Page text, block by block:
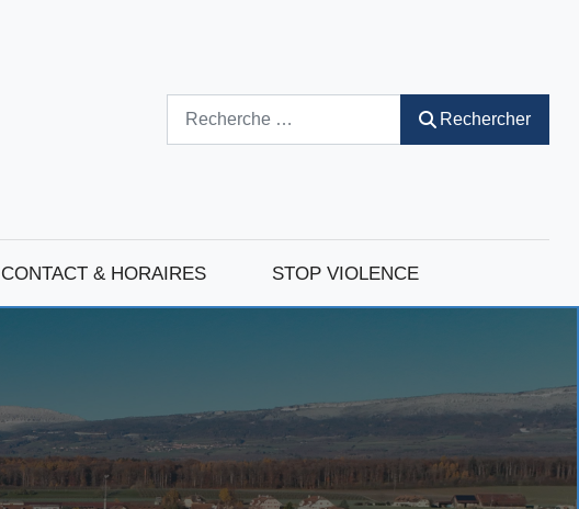
Rechercher
CONTACT & HORAIRES STOP VIOLENCE